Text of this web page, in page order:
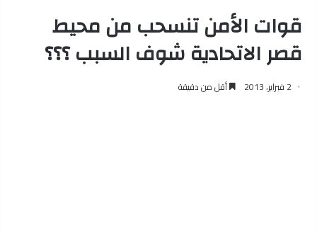
قوات الأمن تنسحب من محيط
قصر الاتحادية شوف السبب ؟؟؟
2 فبراير، 2013 أقل من دقيقة